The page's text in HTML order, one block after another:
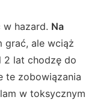
w hazard. Na
grać, ale wciąż
2 lat chodzę do
te zobowiązania
w toksycznym